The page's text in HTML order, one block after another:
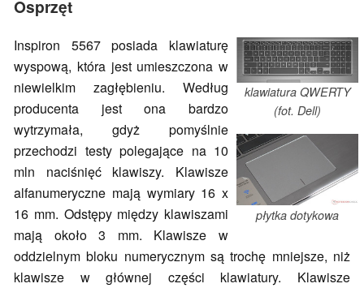
Osprzęt
klawiatura QWERTY
(fot. Dell)
płytka dotykowa
Inspiron 5567 posiada klawiaturę
wyspową, która jest umieszczona w
niewielkim zagłębieniu. Według
producenta jest ona bardzo
wytrzymała, gdyż pomyślnie
przechodzi testy polegające na 10
mln naciśnięć klawiszy. Klawisze
alfanumeryczne mają wymiary 16 x
16 mm. Odstępy między klawiszami
mają około 3 mm. Klawisze w
oddzielnym bloku numerycznym są trochę mniejsze, niż
klawisze w głównej części klawiatury. Klawisze